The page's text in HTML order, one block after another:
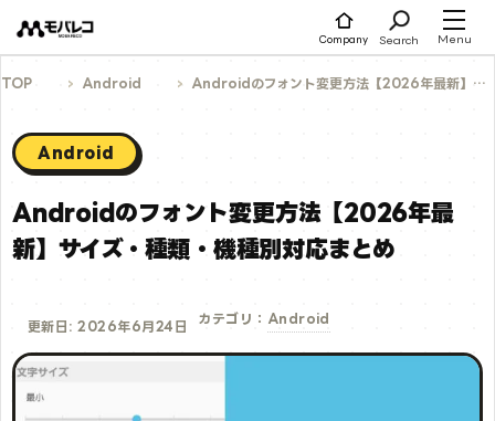
ツ
ス
Company Search Menu
TOP Android Androidのフォント変更方法【2026年最新】サイズ・種類・機種別対応まとめ
Android
Androidのフォント変更方法【2026年最
新】サイズ・種類・機種別対応まとめ
更新日: 2026年6月24日
カテゴリ： Android